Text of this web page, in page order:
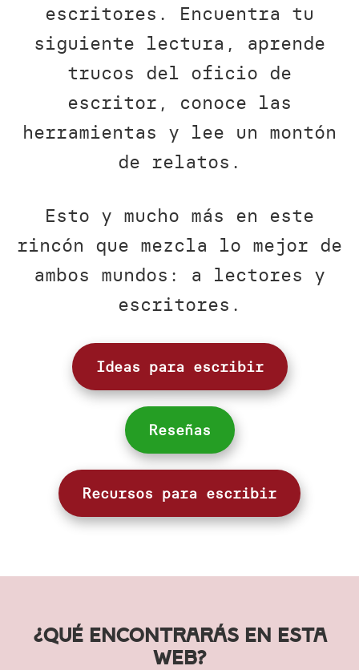
escritores. Encuentra tu
siguiente lectura, aprende
trucos del oficio de
escritor, conoce las
herramientas y lee un montón
de relatos.
Esto y mucho más en este
rincón que mezcla lo mejor de
ambos mundos: a lectores y
escritores.
Ideas para escribir
Reseñas
Recursos para escribir
¿Qué encontrarás en esta
web?